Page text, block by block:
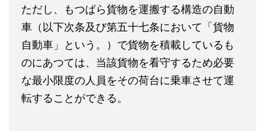
ただし、もつぱら貨物を運搬する構造の自動
車（以下次条及び第五十七条において「貨物
自動車」という。）で貨物を積載しているも
のにあつては、当該貨物を看守するため必要
な最小限度の人員をその荷台に乗車させて運
転することができる。